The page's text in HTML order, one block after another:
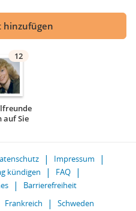
hinzufügen
12
auf Sie
Impressum
kündigen
FAQ
Barrierefreiheit
Frankreich Schweden